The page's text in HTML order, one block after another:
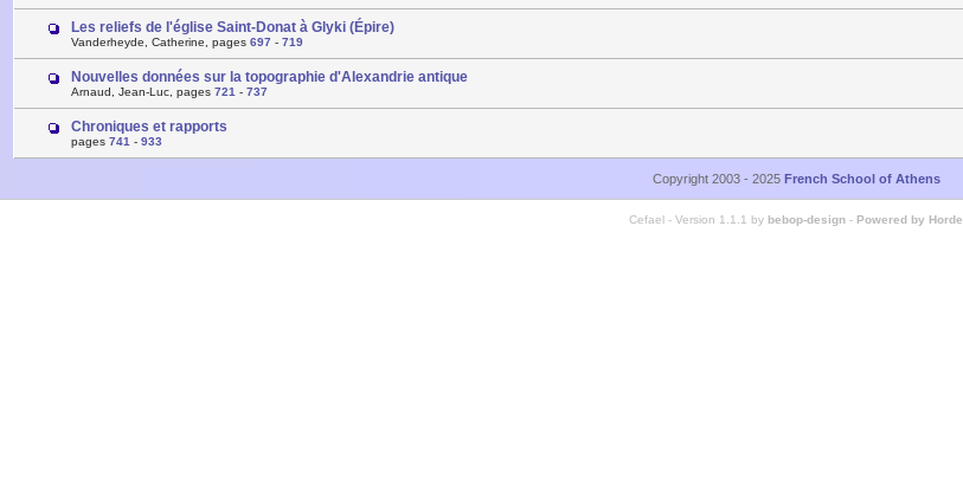
Les reliefs de l'église Saint-Donat à Glyki (Épire)
Vanderheyde, Catherine, pages 697 - 719
Nouvelles données sur la topographie d'Alexandrie antique
Arnaud, Jean-Luc, pages 721 - 737
Chroniques et rapports
pages 741 - 933
Copyright 2003 - 2025 French School of Athens
Cefael - Version 1.1.1 by bebop-design - Powered by Horde